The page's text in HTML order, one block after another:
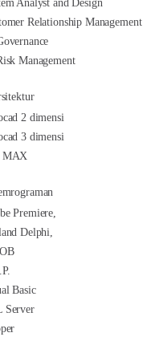
Analyst and Design
Relationship Management
Management
2 dimensi
3 dimensi
MAX
Premiere,
Delphi,
Basic
Server